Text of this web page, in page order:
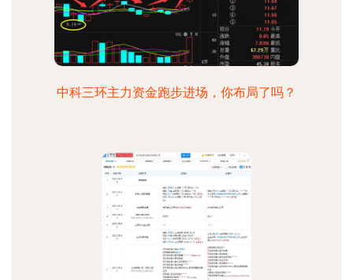
中科三环主力资金跑步进场，你布局了吗？